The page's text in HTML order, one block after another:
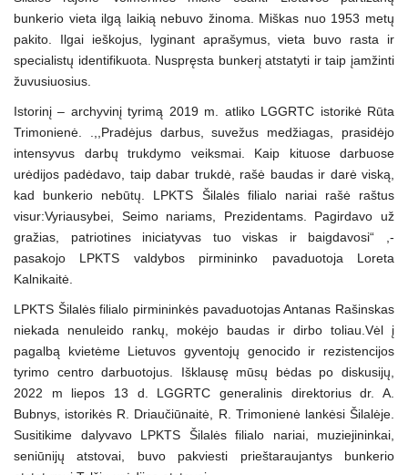
bunkerio vieta ilgą laikią nebuvo žinoma. Miškas nuo 1953 metų
pakito. Ilgai ieškojus, lyginant aprašymus, vieta buvo rasta ir
specialistų identifikuota. Nuspręsta bunkerį atstatyti ir taip įamžinti
žuvusiuosius.
Istorinį – archyvinį tyrimą 2019 m. atliko LGGRTC istorikė Rūta
Trimonienė. .,,Pradėjus darbus, suvežus medžiagas, prasidėjo
intensyvus darbų trukdymo veiksmai. Kaip kituose darbuose
urėdijos padėdavo, taip dabar trukdė, rašė baudas ir darė viską,
kad bunkerio nebūtų. LPKTS Šilalės filialo nariai rašė raštus
visur:Vyriausybei, Seimo nariams, Prezidentams. Pagirdavo už
gražias, patriotines iniciatyvas tuo viskas ir baigdavosi“ ,-
pasakojo LPKTS valdybos pirmininko pavaduotoja Loreta
Kalnikaitė.
LPKTS Šilalės filialo pirmininkės pavaduotojas Antanas Rašinskas
niekada nenuleido rankų, mokėjo baudas ir dirbo toliau.Vėl į
pagalbą kvietėme Lietuvos gyventojų genocido ir rezistencijos
tyrimo centro darbuotojus. Išklausę mūsų bėdas po diskusijų,
2022 m liepos 13 d. LGGRTC generalinis direktorius dr. A.
Bubnys, istorikės R. Driaučiūnaitė, R. Trimonienė lankėsi Šilalėje.
Susitikime dalyvavo LPKTS Šilalės filialo nariai, muziejininkai,
seniūnijų atstovai, buvo pakviesti prieštaraujantys bunkerio